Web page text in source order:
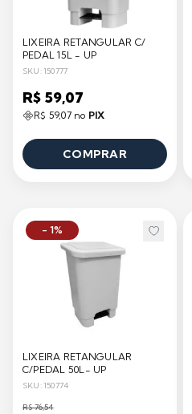
LIXEIRA RETANGULAR C/
PEDAL 15L - UP
SKU: 150777
R$ 59,07
R$ 59,07 no PIX
COMPRAR
- 1%
LIXEIRA RETANGULAR
C/PEDAL 50L- UP
SKU: 150774
R$ 76,54